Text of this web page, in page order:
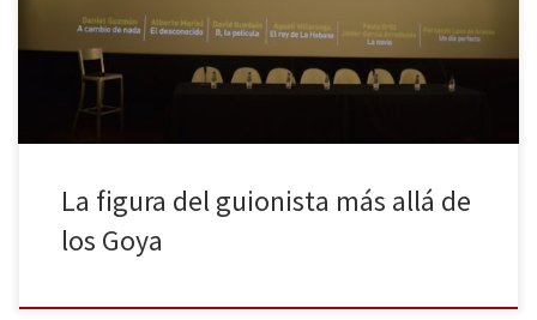
vez al año, no hace justicia a lo que viven nuestros guionistas los
días restantes del […]
La figura del guionista más allá de
los Goya